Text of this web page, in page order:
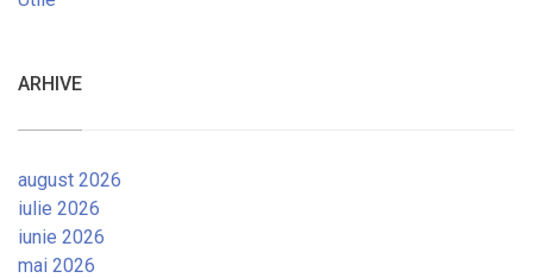
ARHIVE
august 2026
iulie 2026
iunie 2026
mai 2026